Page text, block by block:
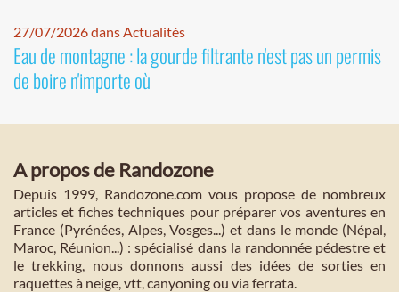
27/07/2026 dans Actualités
Eau de montagne : la gourde filtrante n'est pas un permis
de boire n'importe où
A propos de Randozone
Depuis 1999, Randozone.com vous propose de nombreux
articles et fiches techniques pour préparer vos aventures en
France (Pyrénées, Alpes, Vosges...) et dans le monde (Népal,
Maroc, Réunion...) : spécialisé dans la randonnée pédestre et
le trekking, nous donnons aussi des idées de sorties en
raquettes à neige, vtt, canyoning ou via ferrata.